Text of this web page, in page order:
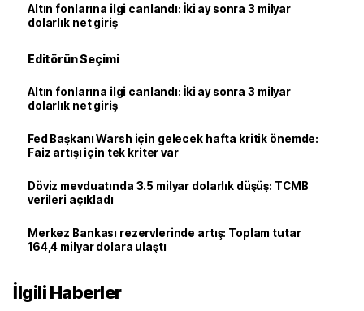
Altın fonlarına ilgi canlandı: İki ay sonra 3 milyar
dolarlık net giriş
Editörün Seçimi
Altın fonlarına ilgi canlandı: İki ay sonra 3 milyar
dolarlık net giriş
Fed Başkanı Warsh için gelecek hafta kritik önemde:
Faiz artışı için tek kriter var
Döviz mevduatında 3.5 milyar dolarlık düşüş: TCMB
verileri açıkladı
Merkez Bankası rezervlerinde artış: Toplam tutar
164,4 milyar dolara ulaştı
İlgili Haberler